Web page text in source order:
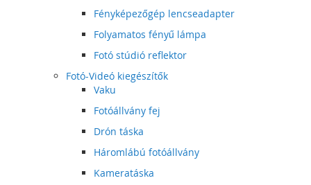
Fényképezőgép lencseadapter
Folyamatos fényű lámpa
Fotó stúdió reflektor
Fotó-Videó kiegészítők
Vaku
Fotóállvány fej
Drón táska
Háromlábú fotóállvány
Kameratáska